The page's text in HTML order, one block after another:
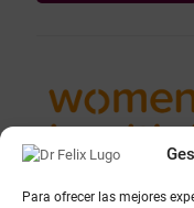
Para ofrecer las mejores